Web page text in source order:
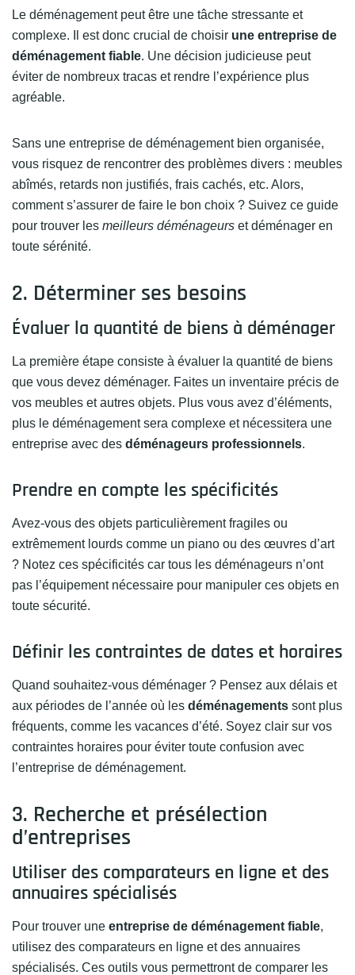
Le déménagement peut être une tâche stressante et
complexe. Il est donc crucial de choisir une entreprise de
déménagement fiable. Une décision judicieuse peut
éviter de nombreux tracas et rendre l’expérience plus
agréable.
Sans une entreprise de déménagement bien organisée,
vous risquez de rencontrer des problèmes divers : meubles
abîmés, retards non justifiés, frais cachés, etc. Alors,
comment s’assurer de faire le bon choix ? Suivez ce guide
pour trouver les meilleurs déménageurs et déménager en
toute sérénité.
2. Déterminer ses besoins
Évaluer la quantité de biens à déménager
La première étape consiste à évaluer la quantité de biens
que vous devez déménager. Faites un inventaire précis de
vos meubles et autres objets. Plus vous avez d’éléments,
plus le déménagement sera complexe et nécessitera une
entreprise avec des déménageurs professionnels.
Prendre en compte les spécificités
Avez-vous des objets particulièrement fragiles ou
extrêmement lourds comme un piano ou des œuvres d’art
? Notez ces spécificités car tous les déménageurs n’ont
pas l’équipement nécessaire pour manipuler ces objets en
toute sécurité.
Définir les contraintes de dates et horaires
Quand souhaitez-vous déménager ? Pensez aux délais et
aux périodes de l’année où les déménagements sont plus
fréquents, comme les vacances d’été. Soyez clair sur vos
contraintes horaires pour éviter toute confusion avec
l’entreprise de déménagement.
3. Recherche et présélection
d’entreprises
Utiliser des comparateurs en ligne et des
annuaires spécialisés
Pour trouver une entreprise de déménagement fiable,
utilisez des comparateurs en ligne et des annuaires
spécialisés. Ces outils vous permettront de comparer les